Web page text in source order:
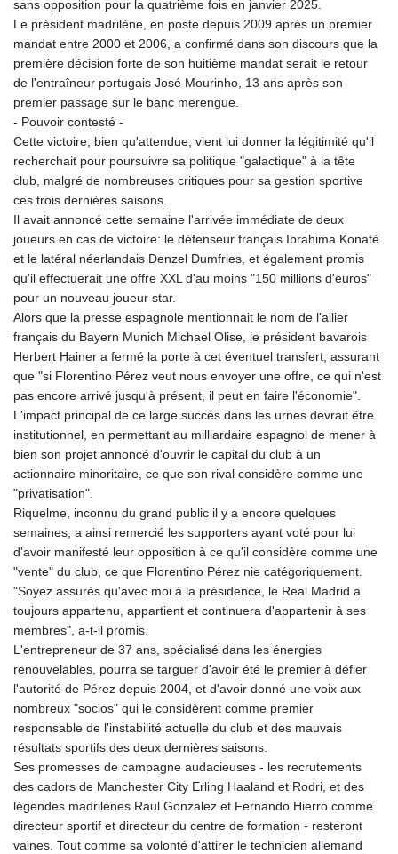
HKD 9.064594
HNL 30.884989
HRK 7.534375
HTG
150.666939
363.033032
IDR
20546.50216
IMP 0.857019
INR 110.072122
IQD
1509.468404
1589307.85432
ISK 142.587462
JEP 0.857019
JMD
182.994762
JOD 0.819159
JPY
182.969975
KES
KGS 101.03906
KHR
4680.351701
KMF
492.199617
KRW
KWD 0.356741
KYD 0.960262
KZT
540.040464
LAK
26016.724996
LBP
103187.513486
LKR
386.502211
LRD
sans opposition pour la quatrième fois en janvier 2025.
Le président madrilène, en poste depuis 2009 après un premier
mandat entre 2000 et 2006, a confirmé dans son discours que la
première décision forte de son huitième mandat serait le retour
de l'entraîneur portugais José Mourinho, 13 ans après son
premier passage sur le banc merengue.
- Pouvoir contesté -
Cette victoire, bien qu'attendue, vient lui donner la légitimité qu'il
recherchait pour poursuivre sa politique "galactique" à la tête
club, malgré de nombreuses critiques pour sa gestion sportive
ces trois dernières saisons.
Il avait annoncé cette semaine l'arrivée immédiate de deux
joueurs en cas de victoire: le défenseur français Ibrahima Konaté
et le latéral néerlandais Denzel Dumfries, et également promis
qu'il effectuerait une offre XXL d'au moins "150 millions d'euros"
pour un nouveau joueur star.
Alors que la presse espagnole mentionnait le nom de l'ailier
français du Bayern Munich Michael Olise, le président bavarois
Herbert Hainer a fermé la porte à cet éventuel transfert, assurant
que "si Florentino Pérez veut nous envoyer une offre, ce qui n'est
pas encore arrivé jusqu'à présent, il peut en faire l'économie".
L'impact principal de ce large succès dans les urnes devrait être
institutionnel, en permettant au milliardaire espagnol de mener à
bien son projet annoncé d'ouvrir le capital du club à un
actionnaire minoritaire, ce que son rival considère comme une
"privatisation".
Riquelme, inconnu du grand public il y a encore quelques
semaines, a ainsi remercié les supporters ayant voté pour lui
d'avoir manifesté leur opposition à ce qu'il considère comme une
"vente" du club, ce que Florentino Pérez nie catégoriquement.
"Soyez assurés qu'avec moi à la présidence, le Real Madrid a
toujours appartenu, appartient et continuera d'appartenir à ses
membres", a-t-il promis.
L'entrepreneur de 37 ans, spécialisé dans les énergies
renouvelables, pourra se targuer d'avoir été le premier à défier
l'autorité de Pérez depuis 2004, et d'avoir donné une voix aux
nombreux "socios" qui le considèrent comme premier
responsable de l'instabilité actuelle du club et des mauvais
résultats sportifs des deux dernières saisons.
Ses promesses de campagne audacieuses - les recrutements
des cadors de Manchester City Erling Haaland et Rodri, et des
légendes madrilènes Raul Gonzalez et Fernando Hierro comme
directeur sportif et directeur du centre de formation - resteront
vaines. Tout comme sa volonté d'attirer le technicien allemand